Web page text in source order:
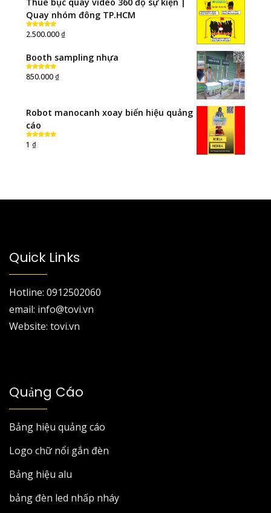
Quay nhóm đông TP.HCM
Rated5.00
out of 5
2.500.000₫
Booth sampling nhựa
Rated5.00
out of 5
850.000₫
Robot manocanh xoay biển hiệu quảng
cáo
Rated
out of 5
1 ₫
Quick Links
Hotline: 0912502060
email: info@tovi.vn
Website: tovi.vn
Quảng Cáo
Bảng hiệu quảng cáo
Logo chữ nổi gắn đèn
Bảng hiệu alu
bảng đèn led nhấp nháy